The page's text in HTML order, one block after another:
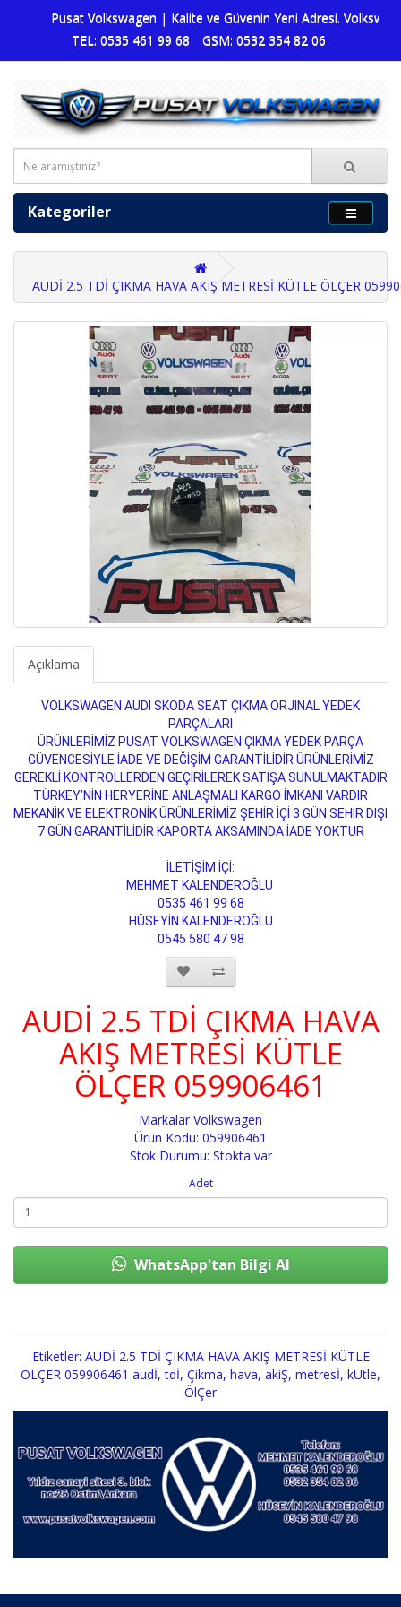
Pusat Volkswagen | Kalite ve Güvenin Yeni Adresi.
TEL: 0535 461 99 68
GSM: 0532 354 82 06
Kategoriler
AUDİ 2.5 TDİ ÇIKMA HAVA AKIŞ METRESİ KÜTLE ÖLÇER
Açıklama
VOLKSWAGEN AUDİ SKODA SEAT ÇIKMA ORJİNAL YEDEK
PARÇALARI
ÜRÜNLERİMİZ PUSAT VOLKSWAGEN ÇIKMA YEDEK PARÇA
GÜVENCESİYLE İADE VE DEĞİŞİM GARANTİLİDİR ÜRÜNLERİMİZ
GEREKLİ KONTROLLERDEN GEÇİRİLEREK SATIŞA SUNULMAKTADIR
TÜRKEY’NİN HERYERİNE ANLAŞMALI KARGO İMKANI VARDIR
MEKANİK VE ELEKTRONİK ÜRÜNLERİMİZ ŞEHİR İÇİ 3 GÜN SEHİR DIŞI
7 GÜN GARANTİLİDİR KAPORTA AKSAMINDA İADE YOKTUR
İLETİŞİM İÇİ:
MEHMET KALENDEROĞLU
0535 461 99 68
HÜSEYİN KALENDEROĞLU
0545 580 47 98
AUDİ 2.5 TDİ ÇIKMA HAVA
AKIŞ METRESİ KÜTLE
ÖLÇER 059906461
Markalar Volkswagen
Ürün Kodu: 059906461
Stok Durumu: Stokta var
Adet
WhatsApp'tan Bilgi Al
Etiketler: AUDİ 2.5 TDİ ÇIKMA HAVA AKIŞ METRESİ KÜTLE
ÖLÇER 059906461 audİ,tdİ, Çikma, hava, akiŞ, metresİ, kÜtle,
ÖlÇer